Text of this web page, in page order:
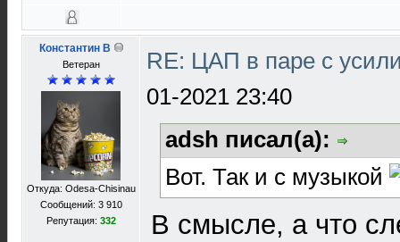
Константин В
Ветеран
Откуда: Odesa-Chisinau
Сообщений: 3 910
Репутация: 332
RE: ЦАП в паре с
01-2021 23:40
adsh писал(а):
Вот. Так и с музыкой
В смысле, а что